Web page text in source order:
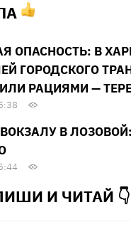
ОПАСНОСТЬ: В
ГОРОДСКОГО
РАЦИЯМИ —
В
И ЧИТАЙ 👇